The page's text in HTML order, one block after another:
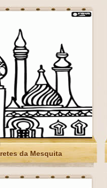
da Mesquita